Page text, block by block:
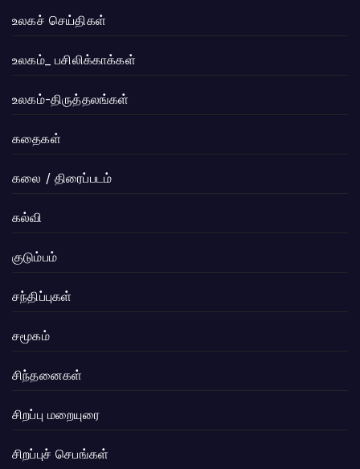
உலகச் செய்திகள்
உலகம்_ பசிலிக்காக்கள்
உலகம்-திருத்தலங்கள்
கதைகள்
கலை / திரைப்படம்
கல்வி
குடும்பம்
சந்திப்புகள்
சமூகம்
சிந்தனைகள்
சிறப்பு மறையுரை
சிறப்புச் செபங்கள்